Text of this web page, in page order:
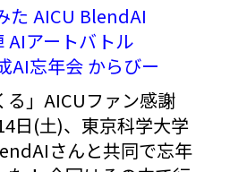
た AICU BlendAI
AIアートバトル
AI忘年会 からびー
る」AICUファン感謝
日(土)、東京科学大学
さんと共同で忘年